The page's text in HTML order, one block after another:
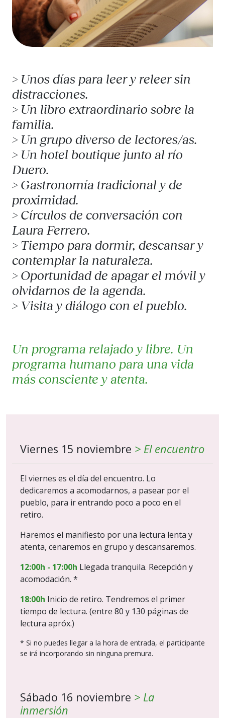
> Unos días para leer y releer sin
distracciones.
> Un libro extraordinario sobre la
familia.
> Un grupo diverso de lectores/as.
> Un hotel boutique junto al río
Duero.
> Gastronomía tradicional y de
proximidad.
> Círculos de conversación con
Laura Ferrero.
> Tiempo para dormir, descansar y
contemplar la naturaleza.
> Oportunidad de apagar el móvil y
olvidarnos de la agenda.
> Visita y diálogo con el pueblo.
Un programa relajado y libre. Un
programa humano para una vida
más consciente y atenta.
Viernes 15 noviembre > El encuentro
El viernes es el día del encuentro. Lo
dedicaremos a acomodarnos, a pasear por el
pueblo, para ir entrando poco a poco en el
retiro.
Haremos el manifiesto por una lectura lenta y
atenta, cenaremos en grupo y descansaremos.
12:00h - 17:00h Llegada tranquila. Recepción y
acomodación. *
18:00h Inicio de retiro. Tendremos el primer
tiempo de lectura. (entre 80 y 130 páginas de
lectura apróx.)
* Si no puedes llegar a la hora de entrada, el participante
se irá incorporando sin ninguna premura.
Sábado 16 noviembre > La
inmersión